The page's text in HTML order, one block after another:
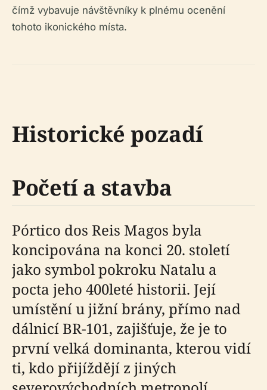
čímž vybavuje návštěvníky k plnému ocenění
tohoto ikonického místa.
Historické pozadí
Početí a stavba
Pórtico dos Reis Magos byla
koncipována na konci 20. století
jako symbol pokroku Natalu a
pocta jeho 400leté historii. Její
umístění u jižní brány, přímo nad
dálnicí BR-101, zajišťuje, že je to
první velká dominanta, kterou vidí
ti, kdo přijíždějí z jiných